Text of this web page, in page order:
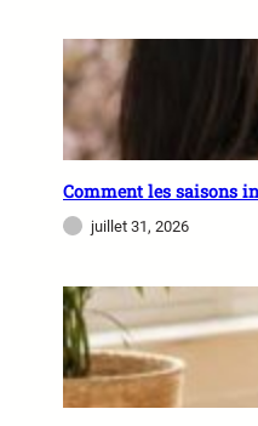
Comment les saisons
juillet 31, 2026